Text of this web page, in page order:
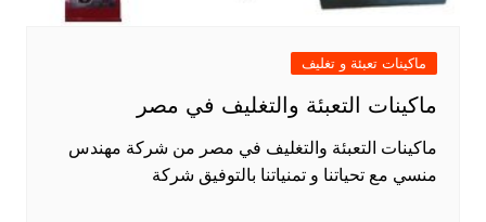
ماكينات تعبئة و تغليف
ماكينات التعبئة والتغليف في مصر
ماكينات التعبئة والتغليف في مصر من شركة مهندس
منسي مع تحياتنا و تمنياتنا بالتوفيق شركة